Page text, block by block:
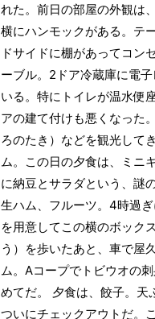
れた。前日の部屋の外観は
横にハンモックがある。テ
ドサイドに棚があってコン
ーブル。2ドア冷蔵庫に電
いる。特にトイレが温水便
アの建て付けも悪くなった
ろのたき）などを観光して
ム。この日の夕食は、ミニ
に納豆とサラダという、謎
生ハム、フルーツ。4時過
を用意してこの横のボック
う）を歩いたあと、車で屋
ム。Aコープでトビウオの
めてだ。 夕食は、餃子。
ついにチェックアウトだ。